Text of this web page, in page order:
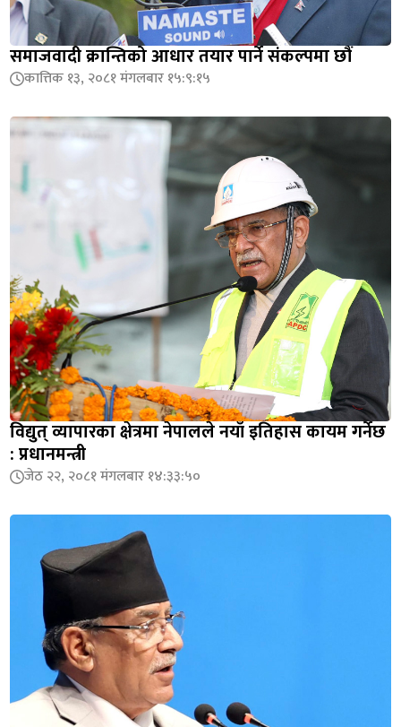
समाजवादी क्रान्तिको आधार तयार पार्ने संकल्पमा छौं
कात्तिक १३, २०८१ मंगलबार १५:९:१५
विद्युत् व्यापारका क्षेत्रमा नेपालले नयाँ इतिहास कायम गर्नेछ
: प्रधानमन्त्री
जेठ २२, २०८१ मंगलबार १४:३३:५०